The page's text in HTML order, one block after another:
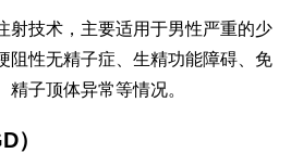
射技术，主要适用于男性严重的少
阻性无精子症、生精功能障碍、免
子顶体异常等情况。
）